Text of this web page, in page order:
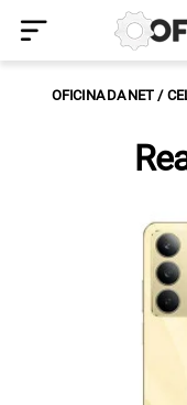
OFICINA DA NET